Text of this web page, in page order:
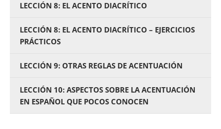
LECCIÓN 8: EL ACENTO DIACRÍTICO
LECCIÓN 8: EL ACENTO DIACRÍTICO – EJERCICIOS
PRÁCTICOS
LECCIÓN 9: OTRAS REGLAS DE ACENTUACIÓN
LECCIÓN 10: ASPECTOS SOBRE LA ACENTUACIÓN
EN ESPAÑOL QUE POCOS CONOCEN